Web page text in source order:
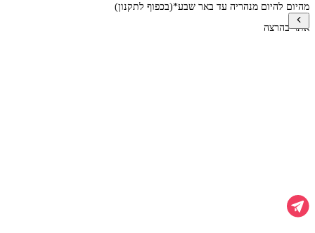
מהיום להיום מנהריה עד באר שבע*(בכפוף לתקנון)
אתר בהרצה